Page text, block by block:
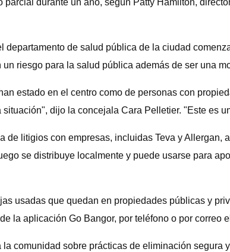
durante un año, según Patty Hamilton,
de salud pública de la ciudad
riesgo para la salud pública además de ser una
estado en el centro como de personas con
dijo la concejala Cara Pelletier. "Este es
litigios con empresas, incluidas Teva y Allergan,
se distribuye localmente y puede usarse para
usadas que quedan en propiedades públicas y
la aplicación Go Bangor, por teléfono o por correo
comunidad sobre prácticas de eliminación segura